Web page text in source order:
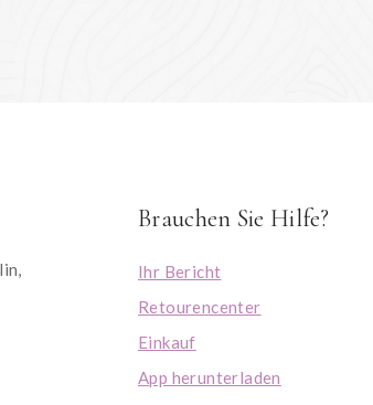
Brauchen Sie Hilfe?
Ihr Bericht
Retourencenter
Einkauf
App herunterladen